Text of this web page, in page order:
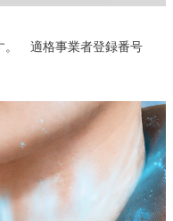
。 適格事業者登録番号